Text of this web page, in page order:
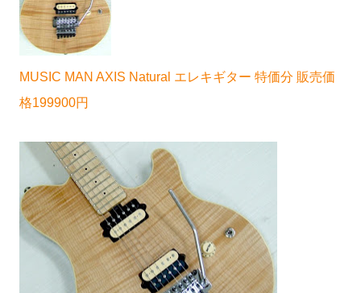
MUSIC MAN AXIS Natural エレキギター 特価分 販売価
格199900円